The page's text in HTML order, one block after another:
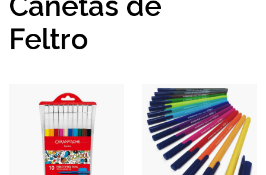
Feltro